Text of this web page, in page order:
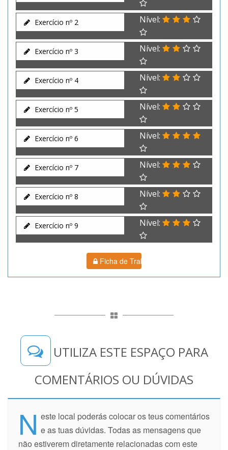
Exercício nº 2 Nível:
Exercício nº 3 Nível:
Exercício nº 4 Nível:
Exercício nº 5 Nível:
Exercício nº 6 Nível:
Exercício nº 7 Nível:
Exercício nº 8 Nível:
Exercício nº 9 Nível:
Ficha de Trabalho
UTILIZA ESTE ESPAÇO PARA
COMENTÁRIOS OU DÚVIDAS
N este local poderás colocar os teus comentários
e as tuas dúvidas. Todas as mensagens que
não estiverem diretamente relacionadas com este